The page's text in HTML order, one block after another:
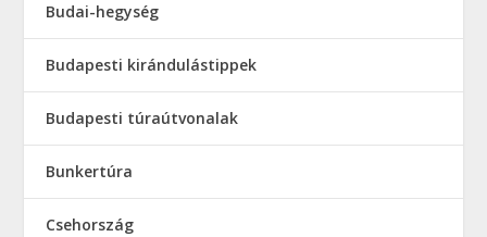
Budai-hegység
Budapesti kirándulástippek
Budapesti túraútvonalak
Bunkertúra
Csehország